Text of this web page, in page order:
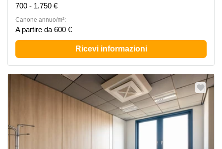
700 - 1.750 €
Canone annuo/m²:
A partire da 600 €
Ricevi informazioni